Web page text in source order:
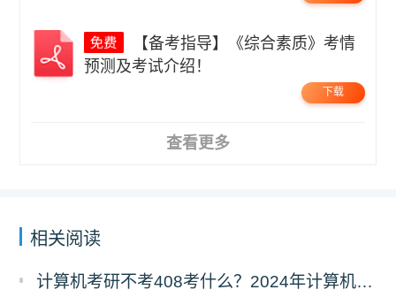
预测及考试介绍！
下载
查看更多
相关阅读
计算机考研不考408考什么？2024年计算机科学与技术专业自命题考试科目汇总